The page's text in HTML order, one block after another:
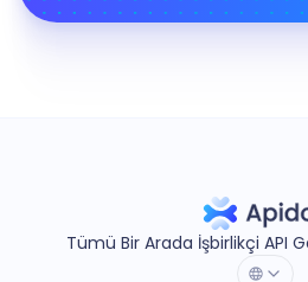
Tümü Bir Arada İşbirlikçi API